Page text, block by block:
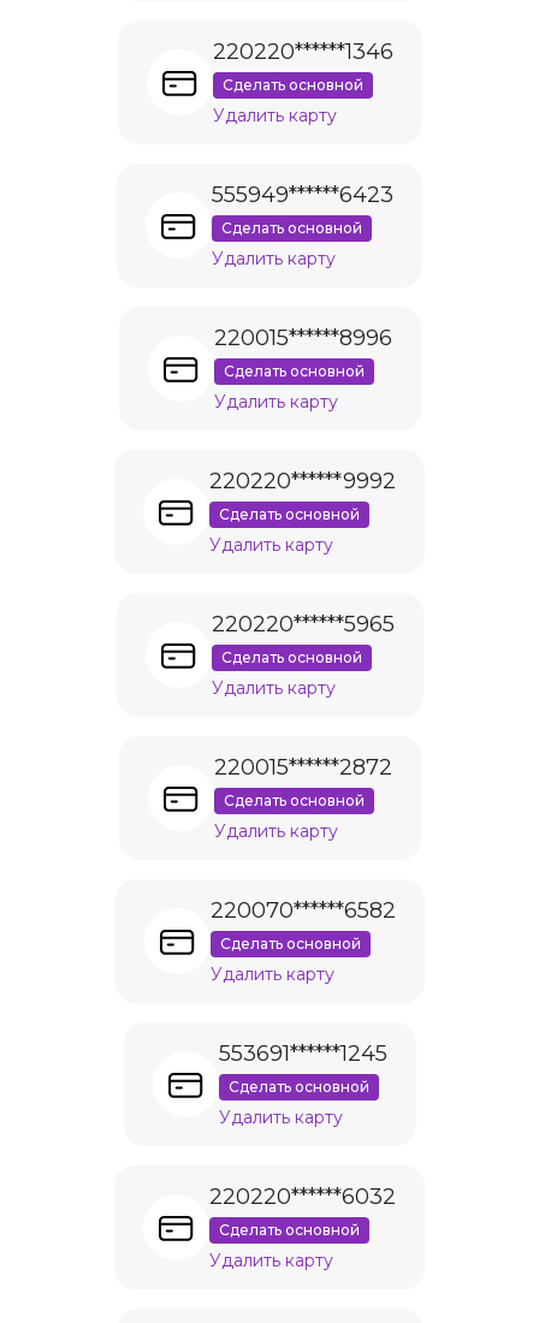
220220******1346
Сделать основной
Удалить карту
555949******6423
Сделать основной
Удалить карту
220015******8996
Сделать основной
Удалить карту
220220******9992
Сделать основной
Удалить карту
220220******5965
Сделать основной
Удалить карту
220015******2872
Сделать основной
Удалить карту
220070******6582
Сделать основной
Удалить карту
553691******1245
Сделать основной
Удалить карту
220220******6032
Сделать основной
Удалить карту